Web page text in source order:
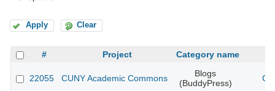
Apply Clear
# Project Category name
22055 CUNY Academic Commons
Blogs
(BuddyPress)